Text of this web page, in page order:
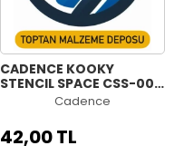
CADENCE KOOKY
STENCIL SPACE CSS-007
15X15CMCadence
42,00 TL